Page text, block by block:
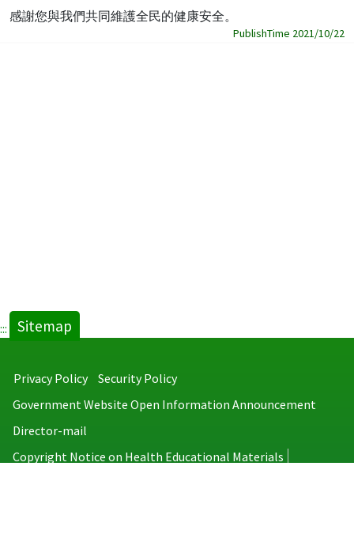
感謝您與我們共同維護全民的健康安全。
PublishTime 2021/10/22
::: Sitemap
Privacy Policy
Security Policy
Government Website Open Information Announcement
Director-mail
Copyright Notice on Health Educational Materials